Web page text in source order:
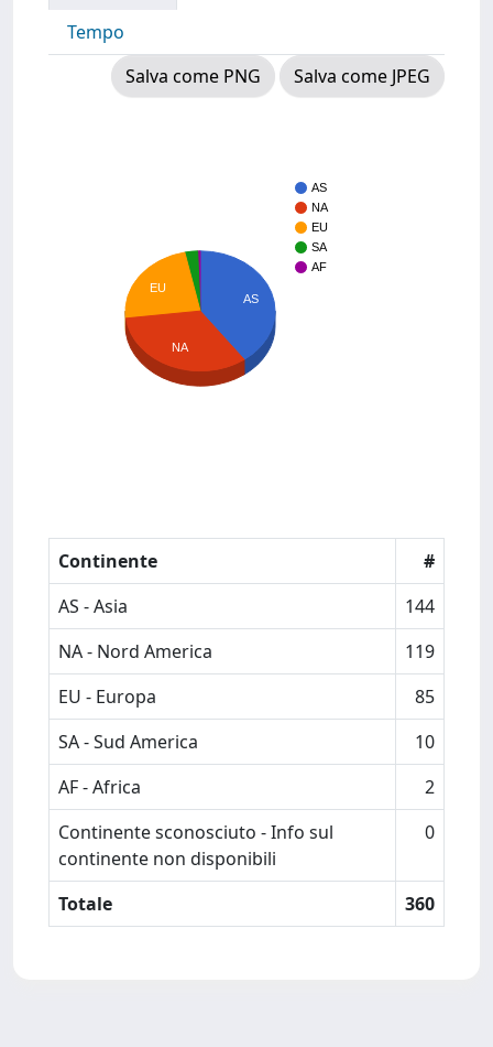
Tempo
Salva come PNG
Salva come JPEG
AS
NA
EU
SA
AF
AS
EU
NA
Continente
#
AS - Asia
144
NA - Nord America
119
EU - Europa
85
SA - Sud America
10
AF - Africa
2
Continente sconosciuto - Info sul
continente non disponibili
0
Totale 360